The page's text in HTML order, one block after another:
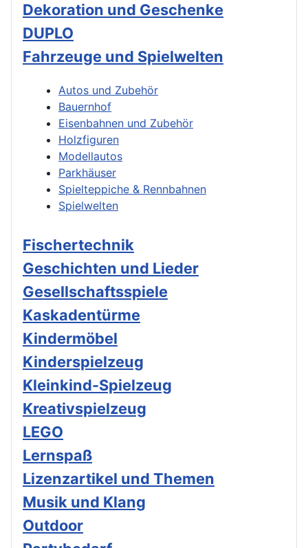
Dekoration und Geschenke
DUPLO
Fahrzeuge und Spielwelten
Autos und Zubehör
Bauernhof
Eisenbahnen und Zubehör
Holzfiguren
Modellautos
Parkhäuser
Spielteppiche & Rennbahnen
Spielwelten
Fischertechnik
Geschichten und Lieder
Gesellschaftsspiele
Kaskadentürme
Kindermöbel
Kinderspielzeug
Kleinkind-Spielzeug
Kreativspielzeug
LEGO
Lernspaß
Lizenzartikel und Themen
Musik und Klang
Outdoor